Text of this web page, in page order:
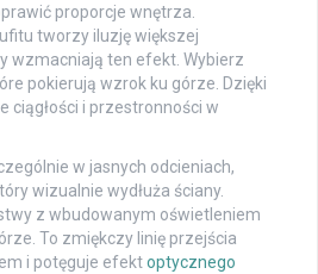
proporcje wnętrza.
tworzy iluzję większej
wzmacniają ten efekt. Wybierz
pokierują wzrok ku górze. Dzięki
ciągłości i przestronności w
w jasnych odcieniach,
wizualnie wydłuża ściany.
z wbudowanym oświetleniem
To zmiękczy linię przejścia
i potęguje efektoptycznego